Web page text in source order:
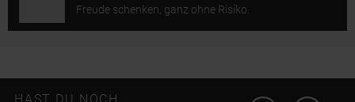
Freude schenken, ganz ohne Risiko.
Instagram